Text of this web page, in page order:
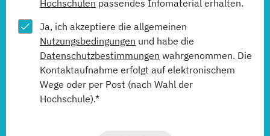
Hochschulen passendes Infomaterial erhalten.
Ja, ich akzeptiere die allgemeinen
Nutzungsbedingungen und habe die
Datenschutzbestimmungen wahrgenommen. Die
Kontaktaufnahme erfolgt auf elektronischem
Wege oder per Post (nach Wahl der
Hochschule).*